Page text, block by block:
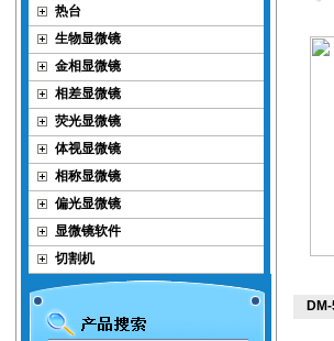
热台
生物显微镜
金相显微镜
相差显微镜
荧光显微镜
体视显微镜
相称显微镜
偏光显微镜
显微镜软件
切割机